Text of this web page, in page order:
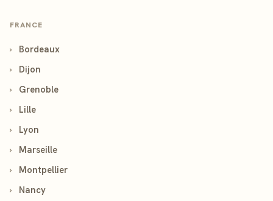
FRANCE
›
Bordeaux
›
Dijon
›
Grenoble
›
Lille
›
Lyon
›
Marseille
›
Montpellier
›
Nancy